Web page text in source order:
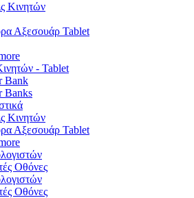
Κινητών
Αξεσουάρ Tablet
- Tablet
Bank
Banks
Κινητών
Αξεσουάρ Tablet
Οθόνες
Οθόνες